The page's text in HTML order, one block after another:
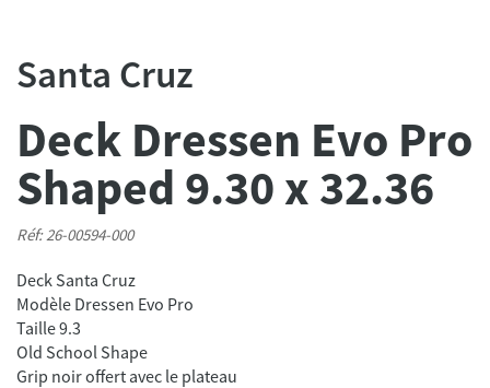
Santa Cruz
Deck Dressen Evo Pro
Shaped 9.30 x 32.36
Réf: 26-00594-000
Deck Santa Cruz
Modèle Dressen Evo Pro
Taille 9.3
Old School Shape
Grip noir offert avec le plateau